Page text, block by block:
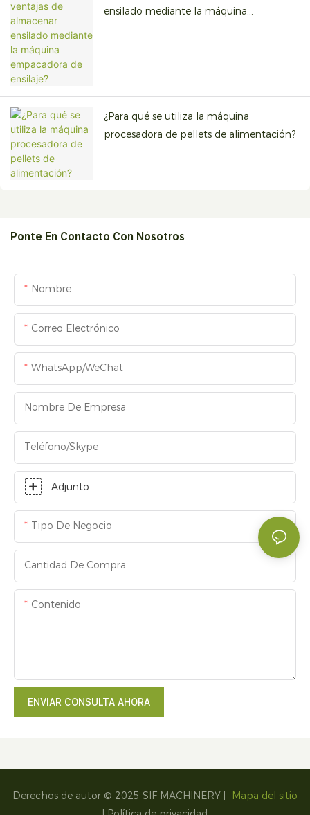
ensilado mediante la máquina
¿Para qué se utiliza la máquina
procesadora de pellets de alimentación?
Ponte En Contacto Con Nosotros
Nombre
Correo Electrónico
WhatsApp/WeChat
Nombre De Empresa
Teléfono/skype
Adjunto
Tipo De Negocio
Cantidad De Compra
Contenido
ENVIAR CONSULTA AHORA
Derechos de autor © 2025 SIF MACHINERY |
Mapa del sitio